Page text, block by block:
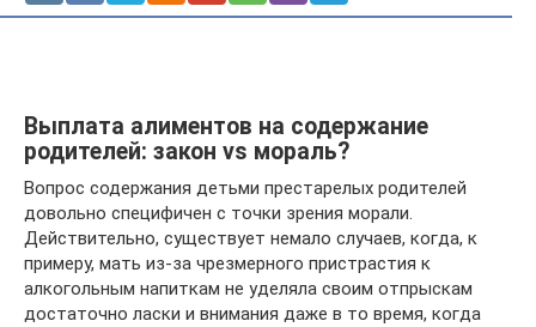
Выплата алиментов на содержание
родителей: закон vs мораль?
Вопрос содержания детьми престарелых родителей
довольно специфичен с точки зрения морали.
Действительно, существует немало случаев, когда, к
примеру, мать из-за чрезмерного пристрастия к
алкогольным напиткам не уделяла своим отпрыскам
достаточно ласки и внимания даже в то время, когда